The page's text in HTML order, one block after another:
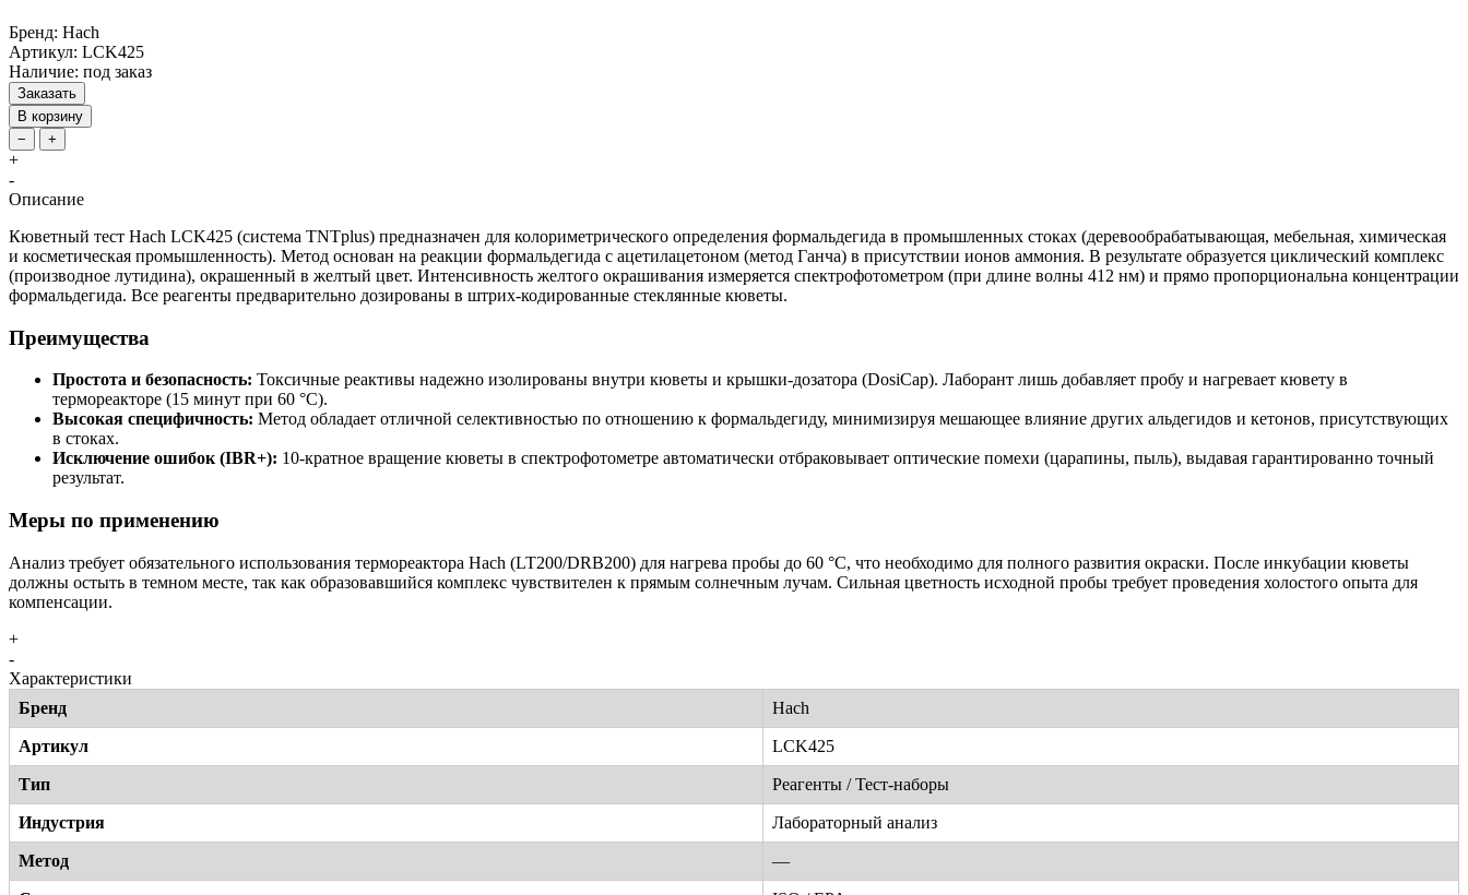
Бренд: Hach
Артикул: LCK425
Наличие: под заказ
Заказать
В корзину
−
+
+
-
Описание
Кюветный тест Hach LCK425 (система TNTplus) предназначен для колориметрического определения формальдегида в промышленных стоках (деревообрабатывающая, мебельная, химическая
и косметическая промышленность). Метод основан на реакции формальдегида с ацетилацетоном (метод Ганча) в присутствии ионов аммония. В результате образуется циклический комплекс
(производное лутидина), окрашенный в желтый цвет. Интенсивность желтого окрашивания измеряется спектрофотометром (при длине волны 412 нм) и прямо пропорциональна концентрации
формальдегида. Все реагенты предварительно дозированы в штрих-кодированные стеклянные кюветы.
Преимущества
Простота и безопасность: Токсичные реактивы надежно изолированы внутри кюветы и крышки-дозатора (DosiCap). Лаборант лишь добавляет пробу и нагревает кювету в
термореакторе (15 минут при 60 °C).
Высокая специфичность: Метод обладает отличной селективностью по отношению к формальдегиду, минимизируя мешающее влияние других альдегидов и кетонов, присутствующих
в стоках.
Исключение ошибок (IBR+): 10-кратное вращение кюветы в спектрофотометре автоматически отбраковывает оптические помехи (царапины, пыль), выдавая гарантированно точный
результат.
Меры по применению
Анализ требует обязательного использования термореактора Hach (LT200/DRB200) для нагрева пробы до 60 °C, что необходимо для полного развития окраски. После инкубации кюветы
должны остыть в темном месте, так как образовавшийся комплекс чувствителен к прямым солнечным лучам. Сильная цветность исходной пробы требует проведения холостого опыта для
компенсации.
+
-
Характеристики
Бренд
Hach
Артикул LCK425
Тип Реагенты / Тест-наборы
Индустрия Лабораторный анализ
Метод —